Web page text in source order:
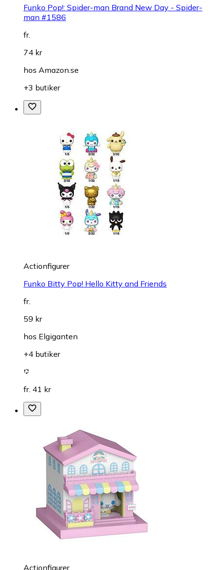
Funko Pop!: Spider-man Brand New Day - Spider-
man #1586
fr.
74 kr
hos Amazon.se
+3 butiker
Actionfigurer
Funko Bitty Pop! Hello Kitty and Friends
fr.
59 kr
hos Elgiganten
+4 butiker
fr. 41 kr
Actionfigurer